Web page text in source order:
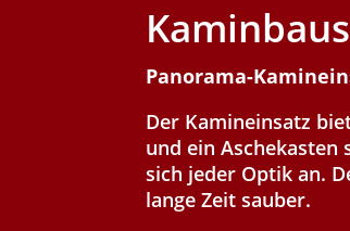
Panorama-
Der Kamineinsatz
und ein
sich jeder Optik an.
lange Zeit sauber.